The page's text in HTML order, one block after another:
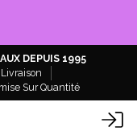
DEPUIS 1995
Livraison
Sur Quantité